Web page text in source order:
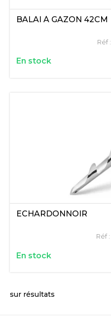
BALAI À GAZON 42CM
Réf :
En stock
ECHARDONNOIR
Réf :
En stock
sur résultats